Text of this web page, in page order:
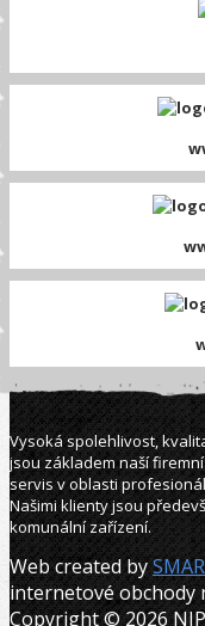
Vysoká spolehlivost,
jsou základem naší
servis v oblasti
Našimi klienty jsou
komunální zařízení.
Web created by
internetové obchody
Copyright © 2026